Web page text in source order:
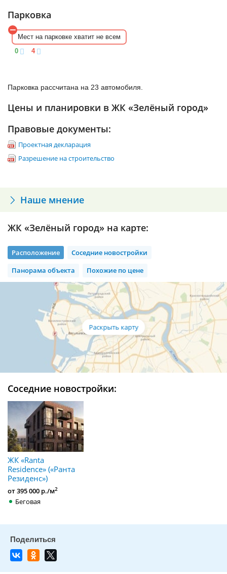
метро является «Старая Деревня», до которой можно доехать
по Приморскому шоссе. Расстояние составляет около 50 км.
Парковка
Мест на парковке хватит не всем
0
4
Парковка рассчитана на 23 автомобиля.
Цены и планировки в ЖК «Зелёный город»
Правовые документы:
Проектная декларация
Разрешение на строительство
Наше мнение
ЖК «Зелёный город» на карте:
Расположение
Соседние новостройки
Панорама объекта
Похожие по цене
Соседние новостройки:
ЖК «Ranta
Residence» («Ранта
Резиденс»)
от 395 000 р./м2
Беговая